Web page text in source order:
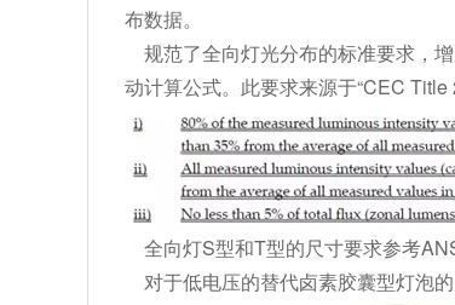
布数据。
规范了全向灯光分布的标准要求，
动计算公式。此要求来源于“CEC Title
全向灯S型和T型的尺寸要求参考
对于低电压的替代卤素胶囊型灯泡